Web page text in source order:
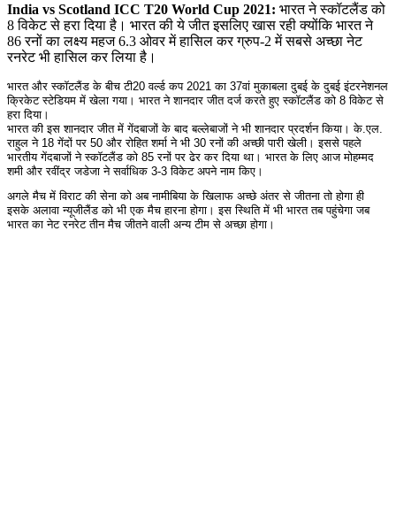
India vs Scotland ICC T20 World Cup 2021: भारत ने स्कॉटलैंड को
8 विकेट से हरा दिया है। भारत की ये जीत इसलिए खास रही क्योंकि भारत ने
86 रनों का लक्ष्य महज 6.3 ओवर में हासिल कर ग्रुप-2 में सबसे अच्छा नेट
रनरेट भी हासिल कर लिया है।
भारत और स्कॉटलैंड के बीच टी20 वर्ल्ड कप 2021 का 37वां मुकाबला दुबई के दुबई इंटरनेशनल
क्रिकेट स्टेडियम में खेला गया। भारत ने शानदार जीत दर्ज करते हुए स्कॉटलैंड को 8 विकेट से
हरा दिया।
भारत की इस शानदार जीत में गेंदबाजों के बाद बल्लेबाजों ने भी शानदार प्रदर्शन किया। के.एल.
राहुल ने 18 गेंदों पर 50 और रोहित शर्मा ने भी 30 रनों की अच्छी पारी खेली। इससे पहले
भारतीय गेंदबाजों ने स्कॉटलैंड को 85 रनों पर ढेर कर दिया था। भारत के लिए आज मोहम्मद
शमी और रवींद्र जडेजा ने सर्वाधिक 3-3 विकेट अपने नाम किए।
अगले मैच में विराट की सेना को अब नामीबिया के खिलाफ अच्छे अंतर से जीतना तो होगा ही
इसके अलावा न्यूजीलैंड को भी एक मैच हारना होगा। इस स्थिति में भी भारत तब पहुंचेगा जब
भारत का नेट रनरेट तीन मैच जीतने वाली अन्य टीम से अच्छा होगा।